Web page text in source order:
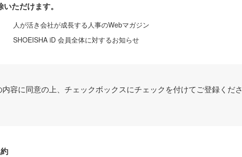
ただけます。
人が活き会社が成長する人事のWebマガジン
SHOEISHA iD 会員全体に対するお知らせ
容に同意の上、チェックボックスにチェックを付けてご登録くださ